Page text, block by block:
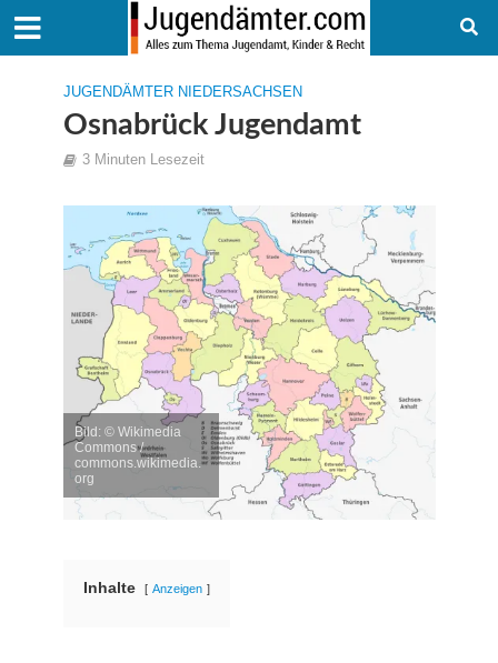
JUGENDÄMTER NIEDERSACHSEN
Osnabrück Jugendamt
3 Minuten Lesezeit
Bild: © Wikimedia
Commons /
commons.wikimedia.
org
Inhalte Anzeigen